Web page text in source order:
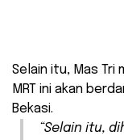
Selain itu, Mas Tri
MRT ini akan
Bekasi.
“Selain itu,